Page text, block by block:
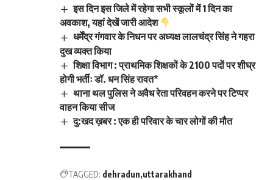
इस दिन इस जिले में रहेगा सभी स्कूलों में 1 दिन का
अवकाश, यहां देखें जारी आदेश
धर्मेंद्र गंगवार के निधन पर अध्यक्ष लालचंद्र सिंह ने गहरा
दुख व्यक्त किया
शिक्षा विभाग : प्राथमिक शिक्षकों के 2100 पदों पर शीघ्र
होगी भर्तीः डॉ. धन सिंह रावत*
थाना थल पुलिस ने अवैध रेता परिवहन करने पर टिप्पर
वाहन किया सीज
दु:खद ख़बर : एक ही परिवार के चार लोगों की मौत
TAGGED: dehradun uttarakhand